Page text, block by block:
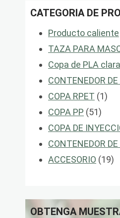
CATEGORIA DE
Producto caliente
TAZA PARA
Copa de PLA clara
CONTENEDOR
COPA RPET 11
COPA PP 5151
COPA DE
CONTENEDOR
ACCESORIO 1919
OBTENGA